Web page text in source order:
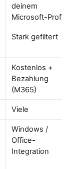
deinem
Microsoft-Profil
Stark gefiltert
Kostenlos +
Bezahlung
(M365)
Viele
Windows /
Office-
Integration